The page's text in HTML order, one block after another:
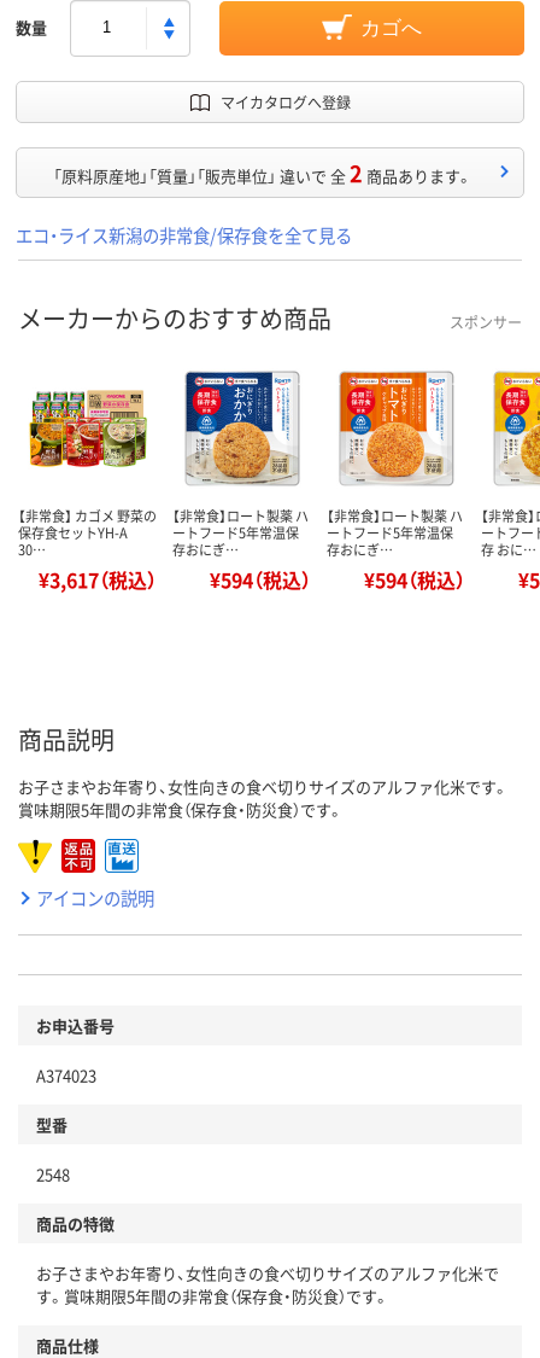
数量 カゴへ
マイカタログへ登録
「原料原産地」「質量」「販売単位」 違いで 全2 商品あります。
エコ・ライス新潟の非常食/保存食を全て見る
メーカーからのおすすめ商品 スポンサー
【非常食】 カゴメ 野菜の
保存食セットYH-A
30…
¥3,617（税込）
【非常食】ロート製薬 ハ
ートフード5年常温保
存おにぎ…
¥594（税込）
【非常食】ロート製薬 ハ
ートフード5年常温保
存おにぎ…
¥594（税込）
【非常食
ートフー
存 おに…
商品説明
お子さまやお年寄り、女性向きの食べ切りサイズのアルファ化米です。
賞味期限5年間の非常食（保存食・防災食）です。
アイコンの説明
お申込番号
A374023
型番
2548
商品の特徴
お子さまやお年寄り、女性向きの食べ切りサイズのアルファ化米で
す。賞味期限5年間の非常食（保存食・防災食）です。
商品仕様